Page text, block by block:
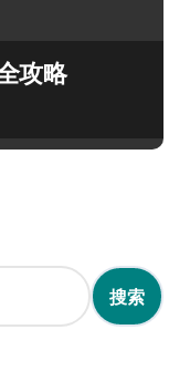
攻略